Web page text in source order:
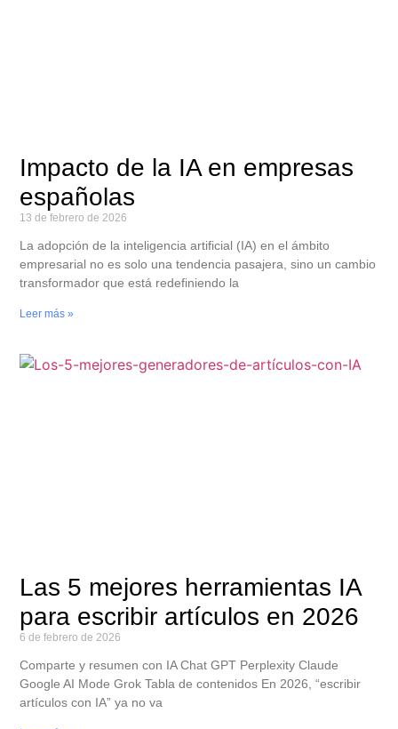
Impacto de la IA en empresas
españolas
13 de febrero de 2026
La adopción de la inteligencia artificial (IA) en el ámbito
empresarial no es solo una tendencia pasajera, sino un cambio
transformador que está redefiniendo la
Leer más »
Las 5 mejores herramientas IA
para escribir artículos en 2026
6 de febrero de 2026
Comparte y resumen con IA Chat GPT Perplexity Claude
Google AI Mode Grok Tabla de contenidos En 2026, “escribir
artículos con IA” ya no va